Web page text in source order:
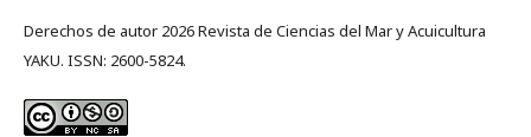
Derechos de autor 2026 Revista de Ciencias del Mar y Acuicultura
YAKU. ISSN: 2600-5824.